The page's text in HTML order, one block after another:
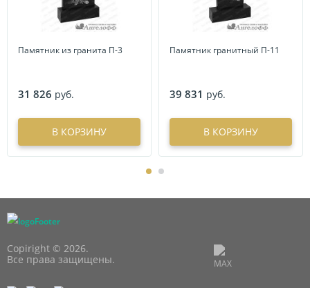
Памятник из гранита П-3
31 826 руб.
В КОРЗИНУ
Памятник гранитный П-11
39 831 руб.
В КОРЗИНУ
Copiright © 2026.
Все права защищены.